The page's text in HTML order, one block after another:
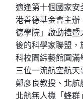
適逢第十個國家
港善德基金會主
德學院」啟動禮
後的科學家聯盟
科校園綜藝館圓
三位一流航空航
鄭彥良教授、北
北航無人機「蜂